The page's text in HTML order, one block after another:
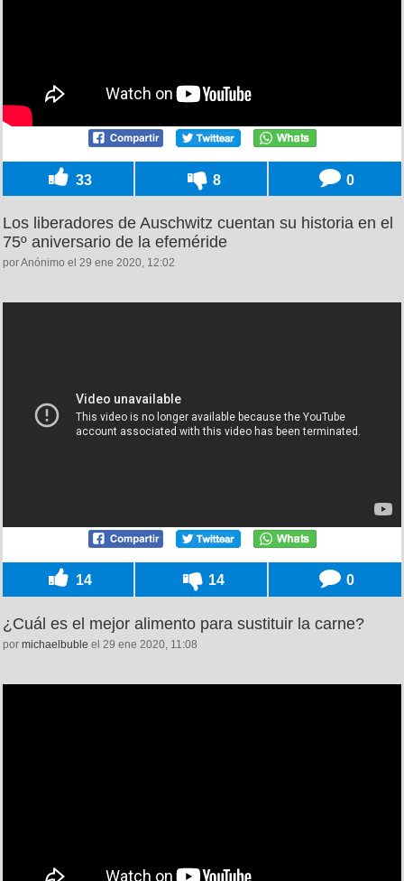
33 8 0
Los liberadores de Auschwitz cuentan su historia en el
75º aniversario de la efeméride
por Anónimo el 29 ene 2020, 12:02
14 14 0
¿Cuál es el mejor alimento para sustituir la carne?
por michaelbuble el 29 ene 2020, 11:08